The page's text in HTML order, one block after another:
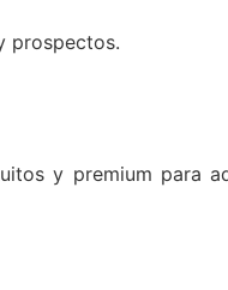
prospectos.
y premium para